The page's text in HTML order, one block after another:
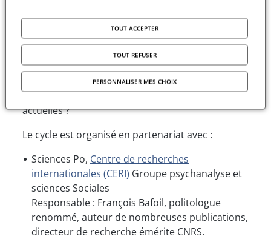
les contributions théoriques et empiriques,
interpellant les spécialistes des sciences
humaines. Qu'apportent les différentes
méthodologies des sciences humaines, sociales
et psychologiques pour y introduire une
conscience critique, au-delà des tendances
actuelles ?
Le cycle est organisé en partenariat avec :
Sciences Po, Centre de recherches
internationales (CERI) Groupe psychanalyse et
sciences Sociales
Responsable : François Bafoil, politologue
renommé, auteur de nombreuses publications,
directeur de recherche émérite CNRS.
TOUT ACCEPTER
TOUT REFUSER
PERSONNALISER MES CHOIX